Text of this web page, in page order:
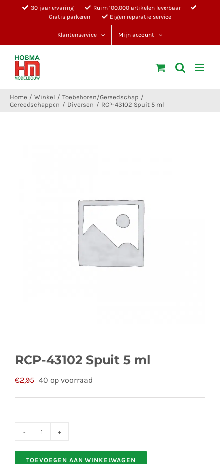
30 jaar ervaring
Ruim 100.000 artikelen leverbaar
Gratis parkeren
Eigen reparatie service
Klantenservice Mijn account
Home Winkel
Toebehoren/Gereedschap
Gereedschappen
Diversen RCP-43102 Spuit 5 ml
RCP-43102 Spuit 5 ml
€2,95 40 op voorraad
43102
TOEVOEGEN AAN WINKELWAGEN